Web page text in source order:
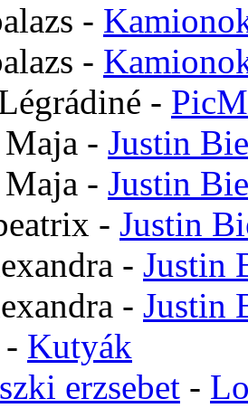
-
-
-
- Justin
- Justin
- Justin
- Justin
- Justin
- Kutyák
erzsebet -